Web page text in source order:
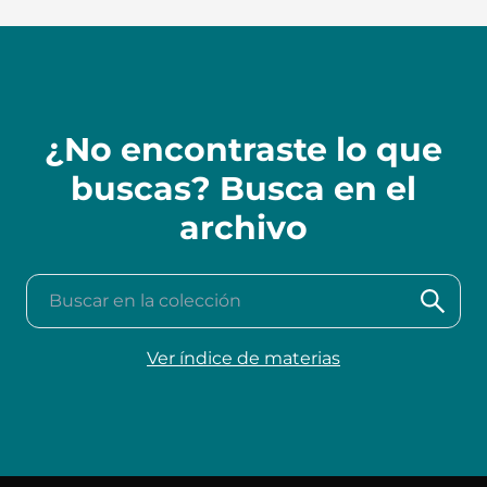
¿No encontraste lo que
buscas? Busca en el
archivo
Buscar en la colección
Ver índice de materias